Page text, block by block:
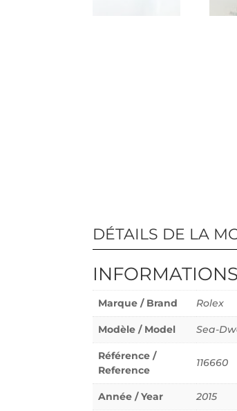
DÉTAILS DE LA
Marque / Brand Rolex
Modèle / Model Sea-
Référence /
Reference
116660
Année / Year 2015